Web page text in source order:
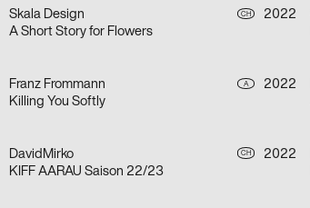
Skala Design CH
2022
A Short Story for Flowers
Franz Frommann A
2022
Killing You Softly
DavidMirko CH
2022
KIFF AARAU Saison 22/23